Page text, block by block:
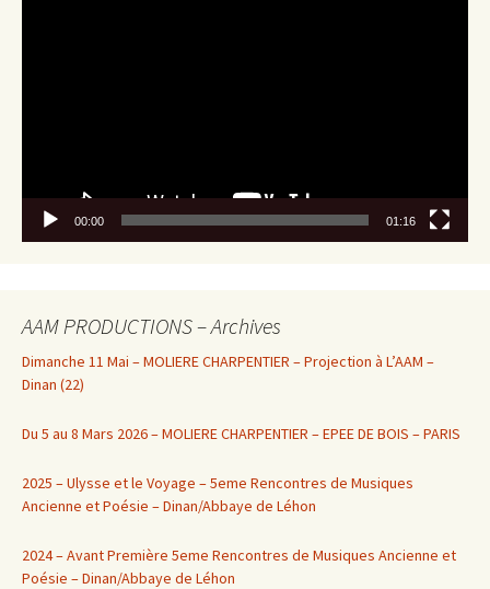
00:00 01:16
AAM PRODUCTIONS – Archives
Dimanche 11 Mai – MOLIERE CHARPENTIER – Projection à L’AAM –
Dinan (22)
Du 5 au 8 Mars 2026 – MOLIERE CHARPENTIER – EPEE DE BOIS – PARIS
2025 – Ulysse et le Voyage – 5eme Rencontres de Musiques
Ancienne et Poésie – Dinan/Abbaye de Léhon
2024 – Avant Première 5eme Rencontres de Musiques Ancienne et
Poésie – Dinan/Abbaye de Léhon